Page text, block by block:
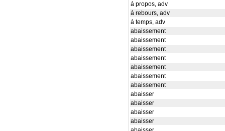
á propos, adv
á rebours, adv
á temps, adv
abaissement
abaissement
abaissement
abaissement
abaissement
abaissement
abaissement
abaisser
abaisser
abaisser
abaisser